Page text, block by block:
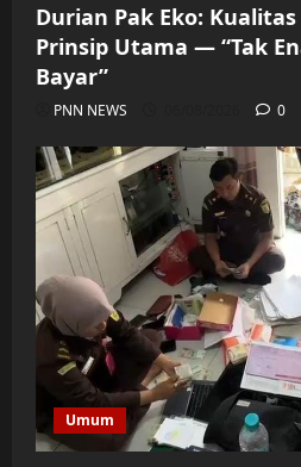
Durian Pak Eko: Kualitas
Prinsip Utama — “Tak
Bayar”
PNN NEWS 0
Umum